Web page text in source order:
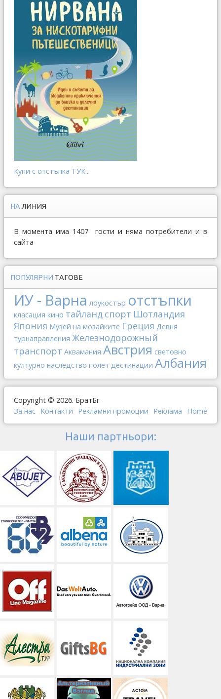
Купи с отстъпка ТУК...
НА ЛИНИЯ
В момента има 1407 гости и няма потребители и в
сайта
ПОПУЛЯРНИ ТАГОВЕ
ИУ - Варна лоукостър отстъпки
класация кино тайланд спорт Шотландия
Япония Музей на мозайките Греция Девня
турнаправления Железнодорожный
транспорт Аквамания Австрия световно
културно наследство полет дестинации Албания
Copyright © 2026. БратБг
За нас Контакти Рекламни промоции Реклама Home
Наши партньори: